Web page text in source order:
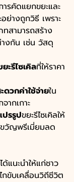
รคัดแยกขยะและ
ย่างถูกวิธี เพราะ
ทสามารถสร้าง
งกัน เช่น วัสดุ
ะรีไซเคิลที่ให้ราคา
ดวกค่าใช้จ่ายใน
ากเกาะ
รรูปขยะรีไซเคิลให้
วัญพรีเมี่ยมลด
กขับเคลื่อนวิถีชีวิต